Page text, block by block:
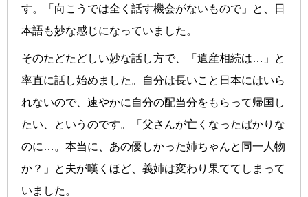
す。「向こうでは全く話す機会がないもので」と、日
本語も妙な感じになっていました。
そのたどたどしい妙な話し方で、「遺産相続は…」と
率直に話し始めました。自分は長いこと日本にはいら
れないので、速やかに自分の配当分をもらって帰国し
たい、というのです。「父さんが亡くなったばかりな
のに…。本当に、あの優しかった姉ちゃんと同一人物
か？」と夫が嘆くほど、義姉は変わり果ててしまって
いました。